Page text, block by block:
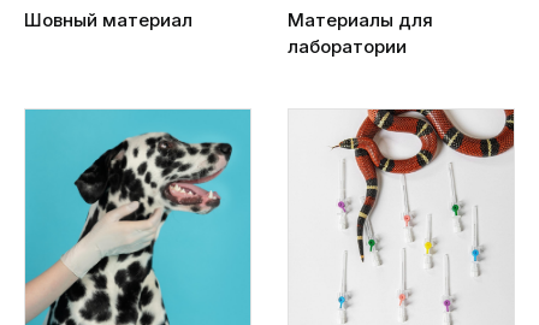
Шовный материал
Материалы для
лаборатории